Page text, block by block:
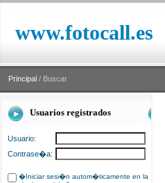
www.fotocall.es
Principal / Buscar
Usuarios registrados
Usuario:
Contrase�a:
�Iniciar sesi�n autom�ticamente en la